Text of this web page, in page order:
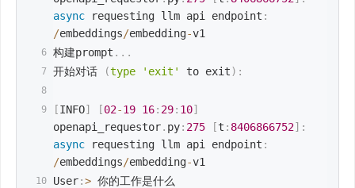
async requesting llm api endpoint :
/embeddings/embedding-v1
构建prompt . . .
开始对话
(type 'exit' to exit) :
[INFO] [02-19 16: 29: 10]
openapi_requestor. py: 275 [t : 8406866752] :
async requesting llm api endpoint :
/embeddings/embedding-v1
User:> 你的工作是什么